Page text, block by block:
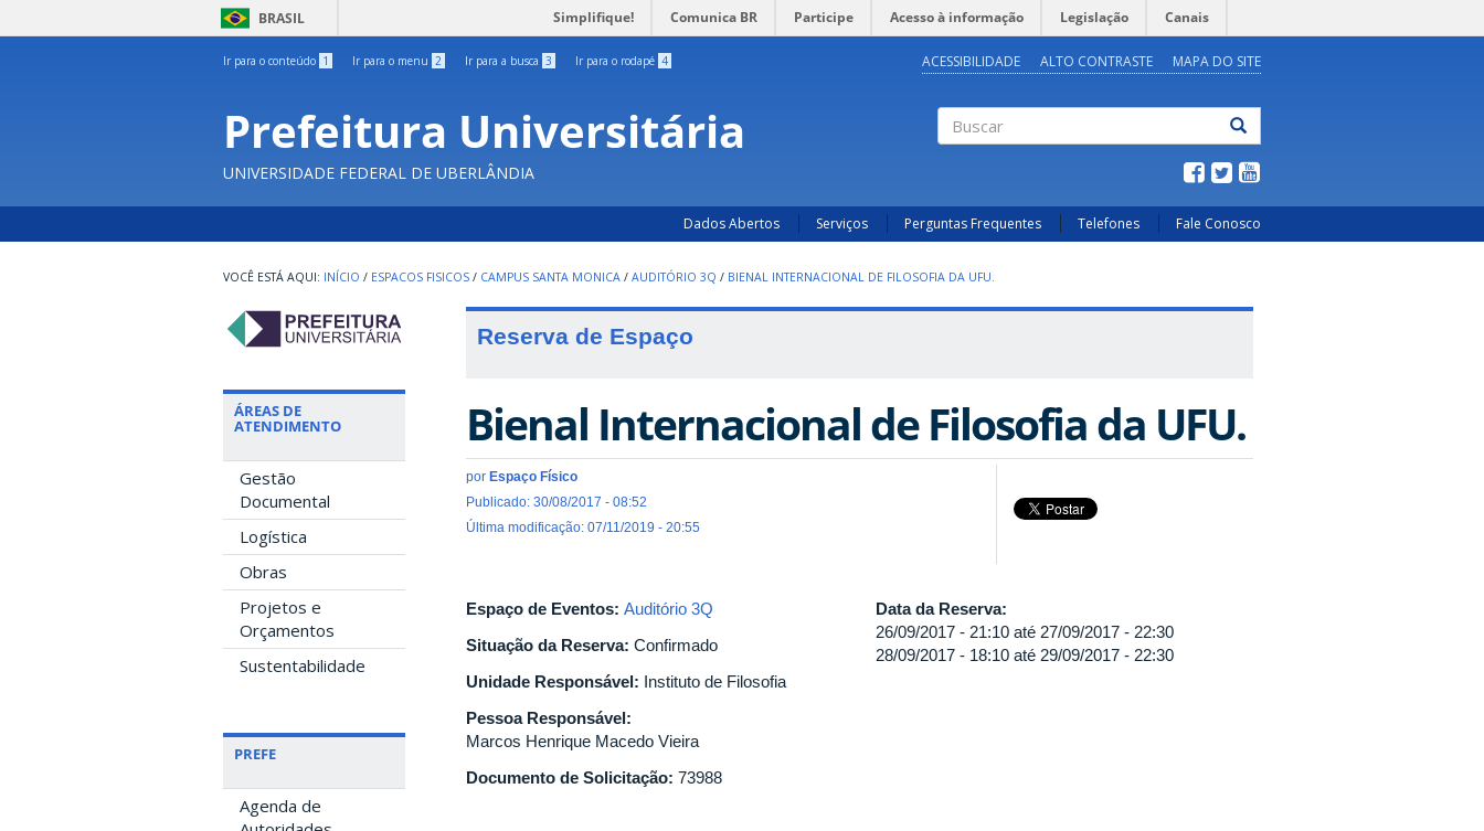
BRASIL Simplifique! Comunica BR Participe Acesso à informação Legislação Canais
Ir para o conteúdo 1 Ir para o menu 2 Ir para a busca 3 Ir para o rodapé 4 ACESSIBILIDADE ALTO CONTRASTE MAPA DO SITE
Prefeitura Universitária
UNIVERSIDADE FEDERAL DE UBERLÂNDIA
Dados Abertos Serviços Perguntas Frequentes Telefones Fale Conosco
INÍCIO / ESPACOS FISICOS / CAMPUS SANTA MONICA / AUDITÓRIO 3Q / BIENAL INTERNACIONAL DE FILOSOFIA DA UFU.
ÁREAS DE
ATENDIMENTO
Gestão
Documental
Logística
Obras
Projetos e
Orçamentos
Sustentabilidade
PREFE
Agenda de
Reserva de Espaço
Bienal Internacional de Filosofia da UFU.
por Espaço Físico
Publicado: 30/08/2017 - 08:52
Última modificação: 07/11/2019 - 20:55
Espaço de Eventos: Auditório 3Q
Situação da Reserva: Confirmado
Unidade Responsável: Instituto de Filosofia
Pessoa Responsável:
Marcos Henrique Macedo Vieira
Documento de Solicitação: 73988
Data da Reserva:
26/09/2017 - 21:10 até 27/09/2017 - 22:30
28/09/2017 - 18:10 até 29/09/2017 - 22:30